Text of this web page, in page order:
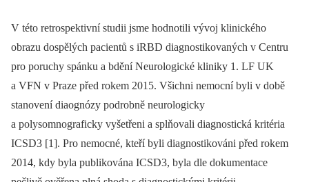
V této retrospektivní studii jsme hodnotili vývoj klinického
obrazu dospělých pacientů s iRBD diagnostikovaných v Centru
pro poruchy spánku a bdění Neurologické kliniky 1. LF UK
a VFN v Praze před rokem 2015. Všichni nemocní byli v době
stanovení diaognózy podrobně neurologicky
a polysomnograficky vyšetřeni a splňovali diagnostická kritéria
ICSD3 [1]. Pro nemocné, kteří byli diagnostikováni před rokem
2014, kdy byla publikována ICSD3, byla dle dokumentace